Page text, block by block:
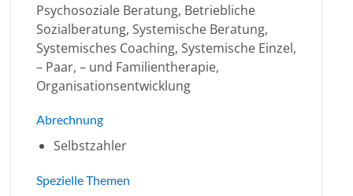
Psychosoziale Beratung, Betriebliche
Sozialberatung, Systemische Beratung,
Systemisches Coaching, Systemische Einzel,
– Paar, – und Familientherapie,
Organisationsentwicklung
Abrechnung
Selbstzahler
Spezielle Themen